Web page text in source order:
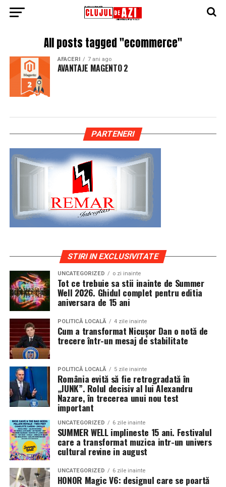
All posts tagged "ecommerce"
AFACERI 7 ani ago
AVANTAJE MAGENTO 2
PARTENERI
STIRI IN EXCLUSIVITATE
UNCATEGORIZED o zi inainte
Tot ce trebuie sa stii inainte de Summer
Well 2026. Ghidul complet pentru editia
aniversara de 15 ani
POLITICĂ LOCALĂ 4 zile inainte
Cum a transformat Nicușor Dan o notă de
trecere într-un mesaj de stabilitate
POLITICĂ LOCALĂ 5 zile inainte
România evită să fie retrogradată în
„JUNK”. Rolul decisiv al lui Alexandru
Nazare, în trecerea unui nou test
important
UNCATEGORIZED 6 zile inainte
SUMMER WELL implineste 15 ani. Festivalul
care a transformat muzica intr-un univers
cultural revine in august
UNCATEGORIZED 6 zile inainte
HONOR Magic V6: designul care se poartă